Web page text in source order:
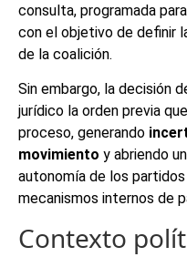
consulta, programada
con el objetivo de definir
de la coalición.
Sin embargo, la decisión
jurídico la orden previa
proceso, generando
movimiento y abriendo
autonomía de los
mecanismos internos de
Contexto